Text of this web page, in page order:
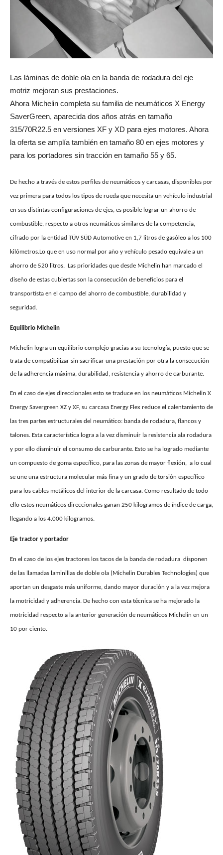
Las láminas de doble ola en la banda de rodadura del eje
motriz mejoran sus prestaciones.
Ahora Michelin completa su familia de neumáticos X Energy
SaverGreen, aparecida dos años atrás en tamaño
315/70R22.5 en versiones XF y XD para ejes motores. Ahora
la oferta se amplía también en tamaño 80 en ejes motores y
para los portadores sin tracción en tamaño 55 y 65.
De hecho a través de estos perfiles de neumáticos y carcasas, disponibles por
vez primera para todos los tipos de rueda que necesita un vehículo industrial
en sus distintas configuraciones de ejes, es posible lograr un ahorro de
combustible, respecto a otros neumáticos similares de la competencia,
cifrado por la entidad TÜV SÜD Automotive en 1,7 litros de gasóleo a los 100
kilómetros.Lo que en uso normal por año y vehículo pesado equivale a un
ahorro de 520 litros. Las prioridades que desde Michelin han marcado el
diseño de estas cubiertas son la consecución de beneficios para el
transportista en el campo del ahorro de combustible, durabilidad y
seguridad.
Equilibrio Michelin
Michelin logra un equilibrio complejo gracias a su tecnología, puesto que se
trata de compatibilizar sin sacrificar una prestación por otra la consecución
de la adherencia máxima, durabilidad, resistencia y ahorro de carburante.
En el caso de ejes direccionales esto se traduce en los neumáticos Michelin X
Energy Savergreen XZ y XF, su carcasa Energy Flex reduce el calentamiento de
las tres partes estructurales del neumático: banda de rodadura, flancos y
talones. Esta característica logra a la vez disminuir la resistencia ala rodadura
y por ello disminuir el consumo de carburante. Esto se ha logrado mediante
un compuesto de goma específico, para las zonas de mayor flexión, a lo cual
se une una estructura molecular más fina y un grado de torsión específico
para los cables metálicos del interior de la carcasa. Como resultado de todo
ello estos neumáticos direccionales ganan 250 kilogramos de índice de carga,
llegando a los 4.000 kilogramos.
Eje tractor y portador
En el caso de los ejes tractores los tacos de la banda de rodadura disponen
de las llamadas laminillas de doble ola (Michelin Durables Technologies) que
aportan un desgaste más uniforme, dando mayor duración y a la vez mejora
la motricidad y adherencia. De hecho con esta técnica se ha mejorado la
motricidad respecto a la anterior generación de neumáticos Michelin en un
10 por ciento.